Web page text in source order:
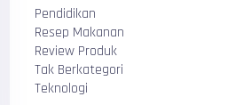
Pendidikan
Resep Makanan
Review Produk
Tak Berkategori
Teknologi